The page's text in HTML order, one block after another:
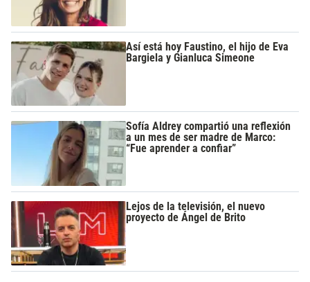
Así está hoy Faustino, el hijo de Eva
Bargiela y Gianluca Simeone
Sofía Aldrey compartió una reflexión
a un mes de ser madre de Marco:
“Fue aprender a confiar”
Lejos de la televisión, el nuevo
proyecto de Ángel de Brito